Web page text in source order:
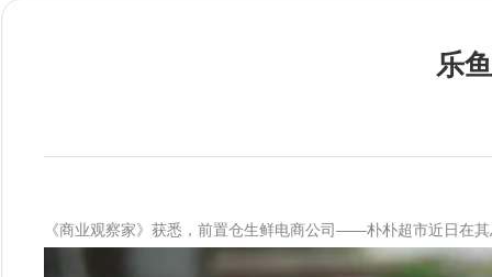
乐
《商业观察家》获悉，前置仓生鲜电商公司——朴朴超市近日在